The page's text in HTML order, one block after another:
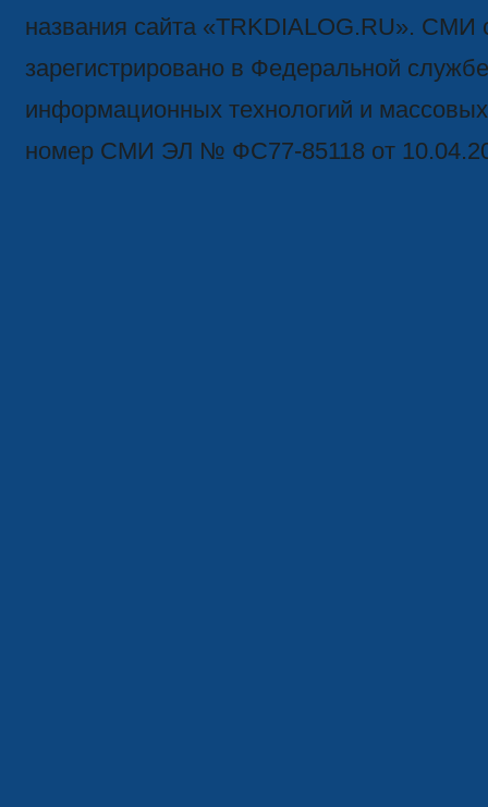
названия сайта «TRKDIALOG.RU». СМИ
зарегистрировано в Федеральной
информационных технологий и
номер СМИ ЭЛ № ФС77-85118 от